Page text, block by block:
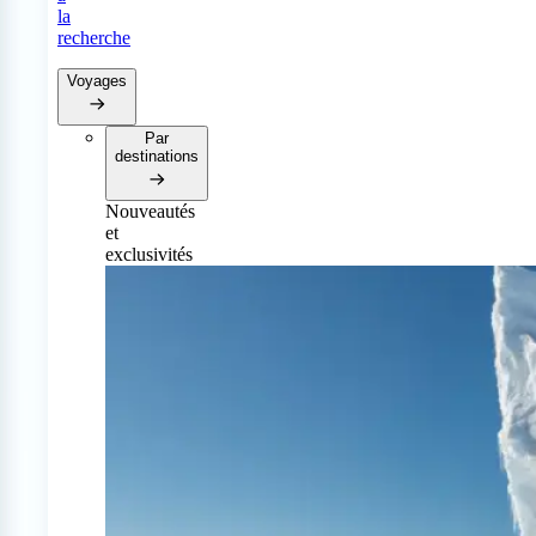
la
recherche
Voyages
Par
destinations
Nouveautés
et
exclusivités